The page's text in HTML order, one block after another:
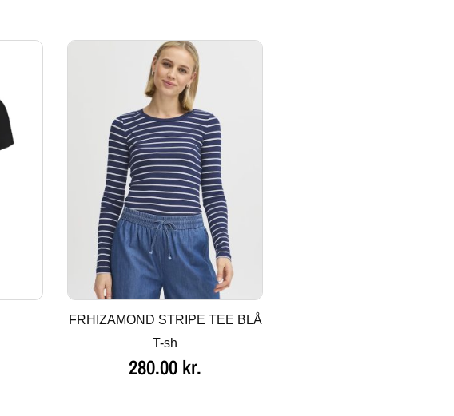
FRHIZAMOND STRIPE TEE BLÅ
T-sh
280.00 kr.